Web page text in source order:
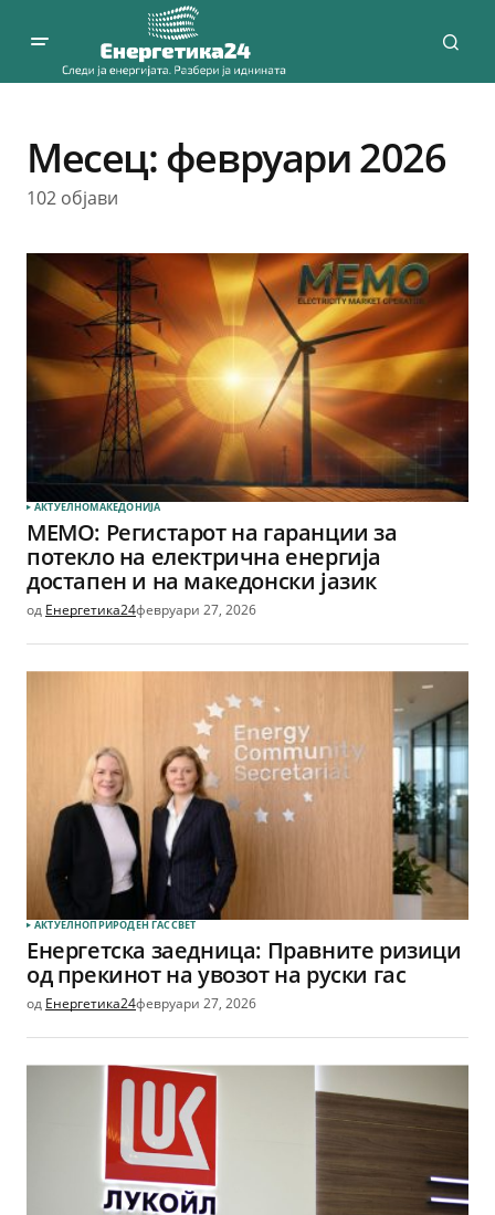
Месец:февруари 2026
102 објави
АКТУЕЛНОМАКЕДОНИЈА
МЕМО: Регистарот на гаранции за
потекло на електрична енергија
достапен и на македонски јазик
од Енергетика24февруари 27, 2026
АКТУЕЛНОПРИРОДЕН ГАССВЕТ
Енергетска заедница: Правните ризици
од прекинот на увозот на руски гас
од Енергетика24февруари 27, 2026